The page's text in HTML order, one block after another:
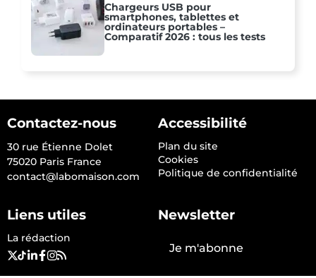
Chargeurs USB pour
smartphones, tablettes et
ordinateurs portables –
Comparatif 2026 : tous les tests
Contactez-nous
30 rue Étienne Dolet
75020 Paris France
contact@labomaison.com
Accessibilité
Plan du site
Cookies
Politique de confidentialité
Liens utiles
La rédaction
Newsletter
Je m'abonne